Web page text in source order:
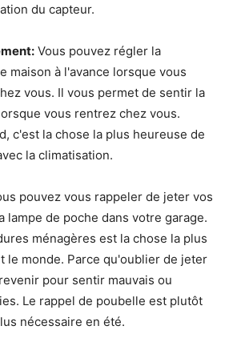
du capteur.
: Vous pouvez régler la
maison à l'avance lorsque vous
vous. Il vous permet de sentir la
vous rentrez chez vous.
c'est la chose la plus heureuse de
la climatisation.
pouvez vous rappeler de jeter vos
lampe de poche dans votre garage.
ménagères est la chose la plus
le monde. Parce qu'oublier de jeter
pour sentir mauvais ou
Le rappel de poubelle est plutôt
nécessaire en été.